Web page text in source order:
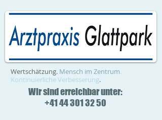
Wertschätzung. Mensch im Zentrum.
Kontinuierliche Verbesserung.
Wir sind erreichbar unter:
+41 44 301 32 50